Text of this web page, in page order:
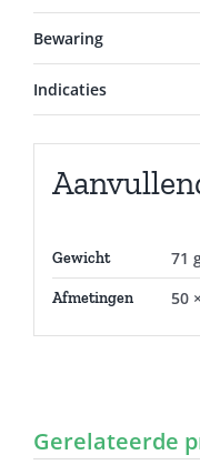
Bewaring
Indicaties
Gewicht 71
Afmetingen 50
Gerelateerde